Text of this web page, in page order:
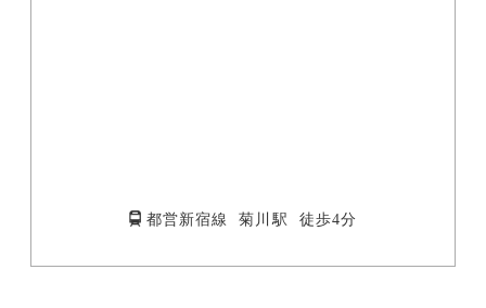
都営新宿線 菊川駅 徒歩4分